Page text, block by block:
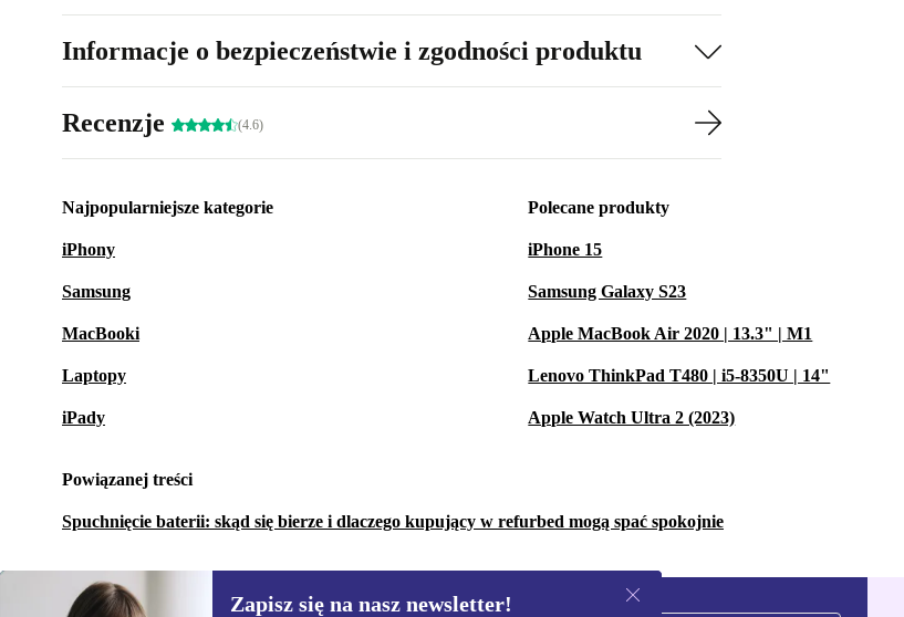
Informacje o bezpieczeństwie i zgodności produktu
Recenzje (4.6)
Najpopularniejsze kategorie
iPhony
Samsung
MacBooki
Laptopy
iPady
Polecane produkty
iPhone 15
Samsung Galaxy S23
Apple MacBook Air 2020 | 13.3" | M1
Lenovo ThinkPad T480 | i5-8350U | 14"
Apple Watch Ultra 2 (2023)
Powiązanej treści
Spuchnięcie baterii: skąd się bierze i dlaczego kupujący w refurbed mogą spać spokojnie
Zapisz się na nasz newsletter!